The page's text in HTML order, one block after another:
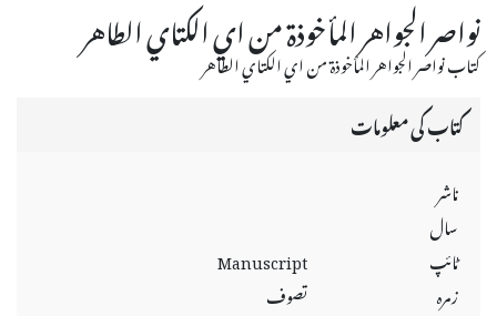
نواصر الجواهر المأخوذة من اي الكتاي الطاهر
كتاب نواصر الجواهر المأخوذة من اي الكتاي الطاهر
کتاب کی معلومات
ناشر
سال
ٹائپ
Manuscript
زمرہ
تصوف